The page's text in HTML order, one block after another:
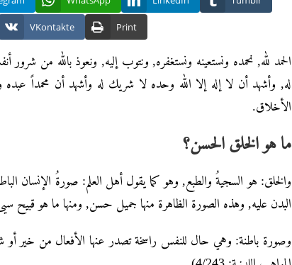
VKontakte Print
الحمد لله, نحمده ونستعينه ونستغفره, ونتوب إليه, ونعوذ بالله من
له, وأشهد أن لا إله إلا الله وحده لا شريك له وأشهد أن محمداً
الأخلاق.
ما هو الخلق الحسن؟
والخلق: هو السجيةُ والطبع, وهو كما يقول أهل العلم: صورةُ الإنسان
البدن عليه, وهذه الصورة الظاهرة منها جميل حسن, ومنها ما هو قبيح